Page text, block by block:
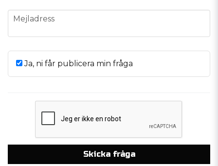
email
Mejladress
Ja, ni får publicera min fråga
Skicka fråga